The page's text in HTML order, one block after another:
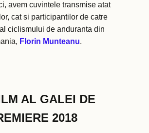
avem cuvintele transmise atat
cat si participantilor de catre
ciclismului de anduranta din
Florin Munteanu.
AL GALEI DE
2018